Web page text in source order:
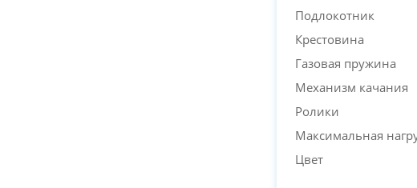
Подлокотник
Крестовина
Газовая пружина
Механизм качания
Ролики
Максимальная
Цвет